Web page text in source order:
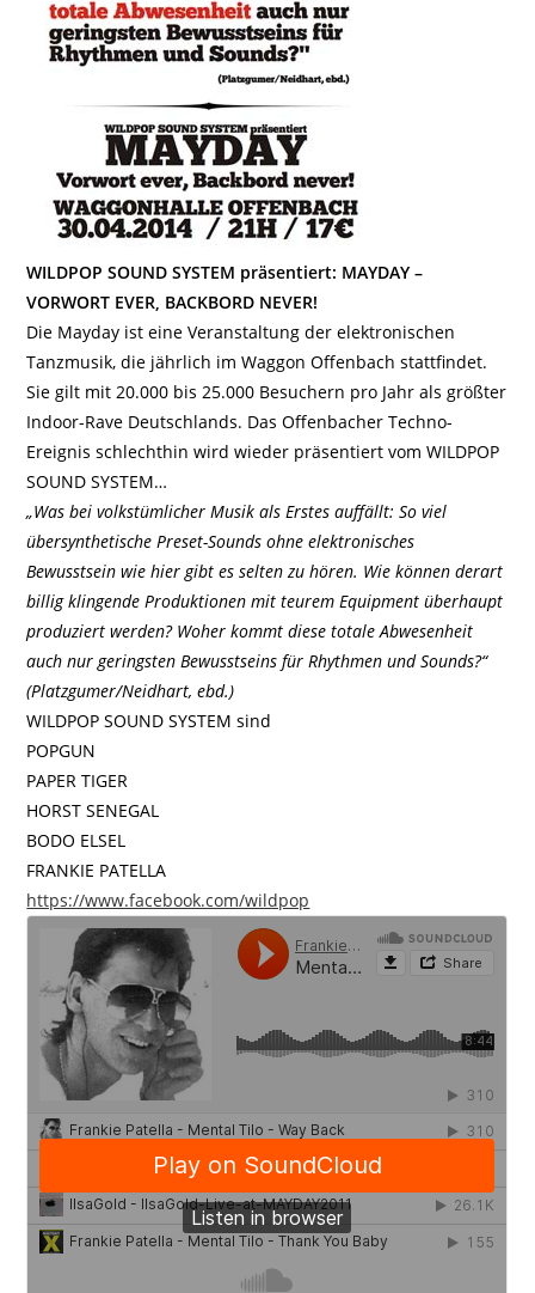
WILDPOP SOUND SYSTEM präsentiert: MAYDAY –
VORWORT EVER, BACKBORD NEVER!
Die Mayday ist eine Veranstaltung der elektronischen
Tanzmusik, die jährlich im Waggon Offenbach stattfindet.
Sie gilt mit 20.000 bis 25.000 Besuchern pro Jahr als größter
Indoor-Rave Deutschlands. Das Offenbacher Techno-
Ereignis schlechthin wird wieder präsentiert vom WILDPOP
SOUND SYSTEM…
„Was bei volkstümlicher Musik als Erstes auffällt: So viel
übersynthetische Preset-Sounds ohne elektronisches
Bewusstsein wie hier gibt es selten zu hören. Wie können derart
billig klingende Produktionen mit teurem Equipment überhaupt
produziert werden? Woher kommt diese totale Abwesenheit
auch nur geringsten Bewusstseins für Rhythmen und Sounds?“
(Platzgumer/Neidhart, ebd.)
WILDPOP SOUND SYSTEM sind
POPGUN
PAPER TIGER
HORST SENEGAL
BODO ELSEL
FRANKIE PATELLA
https://www.facebook.com/wildpop